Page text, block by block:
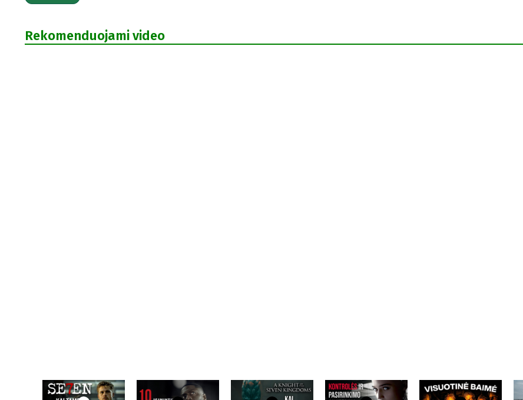
Rekomenduojami video